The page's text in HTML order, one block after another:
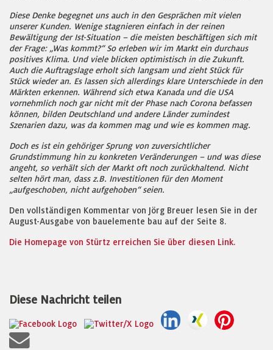
Diese Denke begegnet uns auch in den Gesprächen mit vielen
unserer Kunden. Wenige stagnieren einfach in der reinen
Bewältigung der Ist-Situation – die meisten beschäftigen sich mit
der Frage: „Was kommt?“ So erleben wir im Markt ein durchaus
positives Klima. Und viele blicken optimistisch in die Zukunft.
Auch die Auftragslage erholt sich langsam und zieht Stück für
Stück wieder an. Es lassen sich allerdings klare Unterschiede in den
Märkten erkennen. Während sich etwa Kanada und die USA
vornehmlich noch gar nicht mit der Phase nach Corona befassen
können, bilden Deutschland und andere Länder zumindest
Szenarien dazu, was da kommen mag und wie es kommen mag.
Doch es ist ein gehöriger Sprung von zuversichtlicher
Grundstimmung hin zu konkreten Veränderungen – und was diese
angeht, so verhält sich der Markt oft noch zurückhaltend. Nicht
selten hört man, dass z.B. Investitionen für den Moment
„aufgeschoben, nicht aufgehoben“ seien.
Den vollständigen Kommentar von Jörg Breuer lesen Sie in der
August-Ausgabe von bauelemente bau auf der Seite 8.
Die Homepage von Stürtz erreichen Sie über diesen Link.
Diese Nachricht teilen